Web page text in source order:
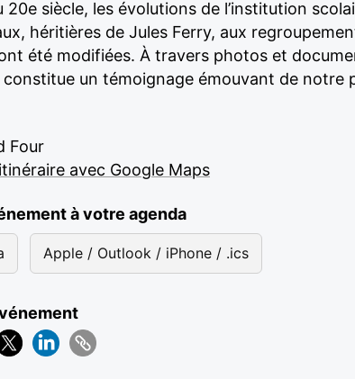
20e siècle, les évolutions de l’institution
héritières de Jules Ferry, aux
été modifiées. À travers photos et
constitue un témoignage émouvant de notre
Four
avec Google Maps
à votre agenda
Apple / Outlook / iPhone / .ics